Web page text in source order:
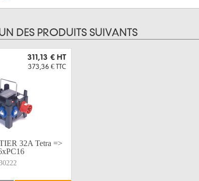
DES PRODUITS SUIVANTS
311,13 € HT
373,36 € TTC
32A Tetra =>